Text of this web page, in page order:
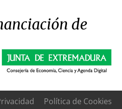
de
Política de Cookies